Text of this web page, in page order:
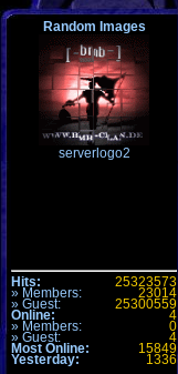
Random Images
serverlogo2
Hits: 25323573
» Members: 23014
» Guest: 25300559
Online: 4
» Members: 0
» Guest: 4
Most Online: 15849
Yesterday: 1336